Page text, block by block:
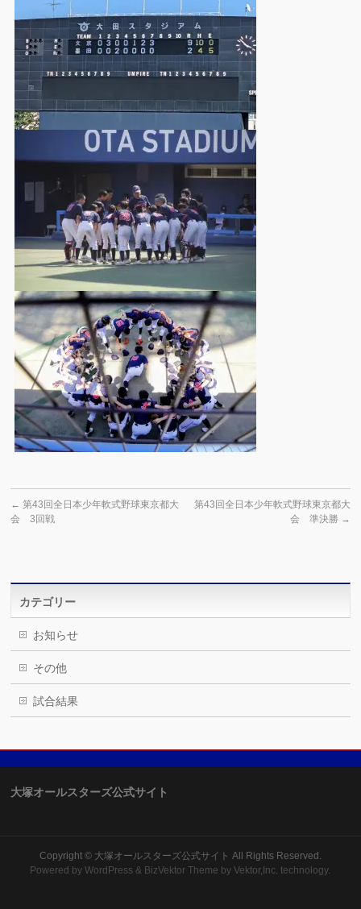
← 第43回全日本少年軟式野球東京都大
会 3回戦
第43回全日本少年軟式野球東京都大
会 準決勝 →
カテゴリー
お知らせ
その他
試合結果
大塚オールスターズ公式サイト
Copyright © 大塚オールスターズ公式サイト All Rights Reserved.
Powered byWordPress & BizVektor Theme by Vektor,Inc. technology.